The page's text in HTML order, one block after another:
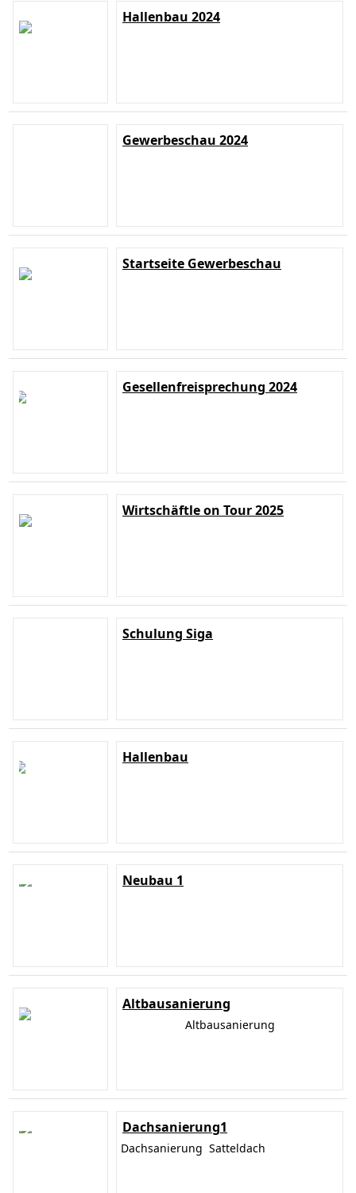
Hallenbau 2024
Gewerbeschau 2024
Startseite Gewerbeschau
Gesellenfreisprechung 2024
Wirtschäftle on Tour 2025
Schulung Siga
Hallenbau
Neubau 1
Altbausanierung
Altbausanierung
Dachsanierung1
Dachsanierung Satteldach